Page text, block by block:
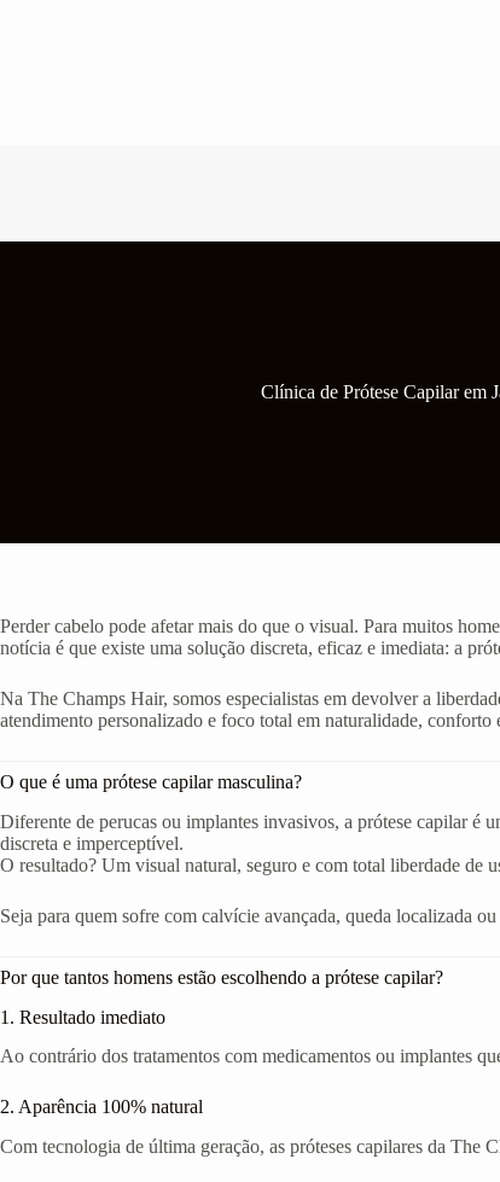
Clínica de Prótese Capilar em
Perder cabelo pode afetar mais do que o visual. Para muitos
notícia é que existe uma solução discreta, eficaz e imediata: a
Na The Champs Hair, somos especialistas em devolver a
atendimento personalizado e foco total em naturalidade, conforto
O que é uma prótese capilar masculina?
Diferente de perucas ou implantes invasivos, a prótese capilar é
discreta e imperceptível.
O resultado? Um visual natural, seguro e com total liberdade de
Seja para quem sofre com calvície avançada, queda localizada
Por que tantos homens estão escolhendo a prótese capilar?
1. Resultado imediato
Ao contrário dos tratamentos com medicamentos ou implantes
2. Aparência 100% natural
Com tecnologia de última geração, as próteses capilares da The